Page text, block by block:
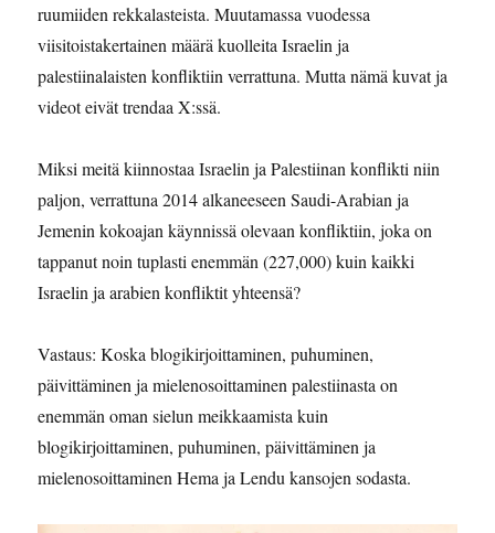
ruumiiden rekkalasteista. Muutamassa vuodessa
viisitoistakertainen määrä kuolleita Israelin ja
palestiinalaisten konfliktiin verrattuna. Mutta nämä kuvat ja
videot eivät trendaa X:ssä.
Miksi meitä kiinnostaa Israelin ja Palestiinan konflikti niin
paljon, verrattuna 2014 alkaneeseen Saudi-Arabian ja
Jemenin kokoajan käynnissä olevaan konfliktiin, joka on
tappanut noin tuplasti enemmän (227,000) kuin kaikki
Israelin ja arabien konfliktit yhteensä?
Vastaus: Koska blogikirjoittaminen, puhuminen,
päivittäminen ja mielenosoittaminen palestiinasta on
enemmän oman sielun meikkaamista kuin
blogikirjoittaminen, puhuminen, päivittäminen ja
mielenosoittaminen Hema ja Lendu kansojen sodasta.